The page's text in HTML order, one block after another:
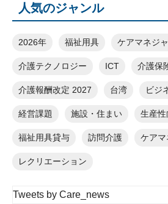
人気のジャンル
2026年 福祉用具 ケアマネジ
介護テクノロジー ICT 介護保
介護報酬改定 2027 台湾 ビジ
経営課題 施設・住まい 生産性
福祉用具貸与 訪問介護 ケアマ
レクリエーション
Tweets by Care_news